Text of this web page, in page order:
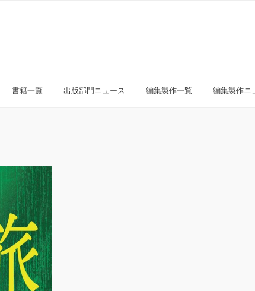
書籍一覧 出版部門ニュース 編集製作一覧 編集製作ニ